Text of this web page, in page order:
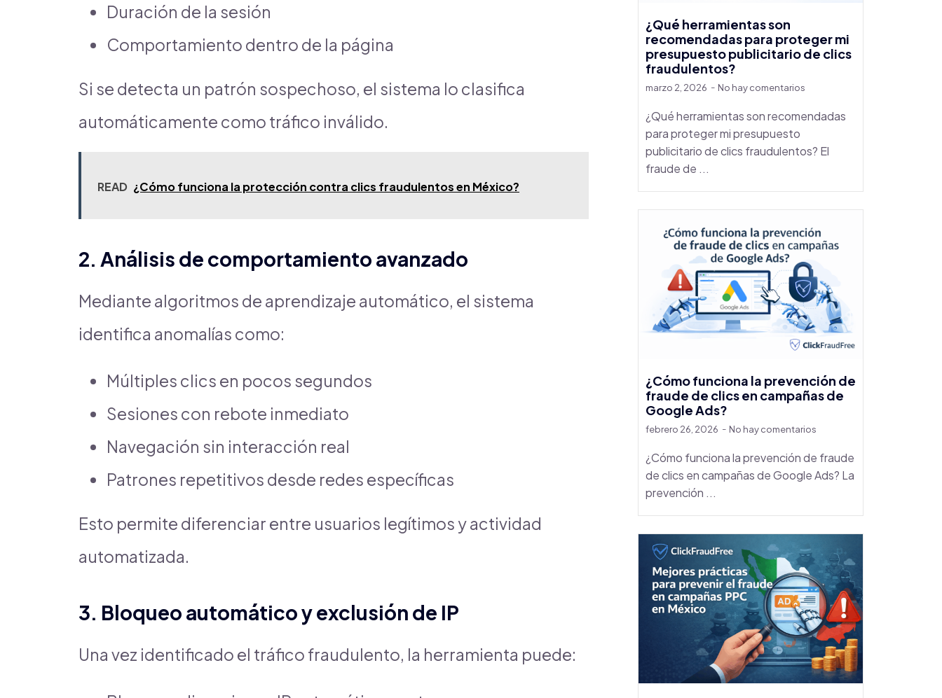
Duración de la sesión
Comportamiento dentro de la página
Si se detecta un patrón sospechoso, el sistema lo clasifica
automáticamente como tráfico inválido.
READ ¿Cómo funciona la protección contra clics fraudulentos en México?
2. Análisis de comportamiento avanzado
Mediante algoritmos de aprendizaje automático, el sistema
identifica anomalías como:
Múltiples clics en pocos segundos
Sesiones con rebote inmediato
Navegación sin interacción real
Patrones repetitivos desde redes específicas
Esto permite diferenciar entre usuarios legítimos y actividad
automatizada.
3. Bloqueo automático y exclusión de IP
Una vez identificado el tráfico fraudulento, la herramienta puede:
¿Qué herramientas son
recomendadas para proteger mi
presupuesto publicitario de clics
fraudulentos?
marzo 2, 2026 No hay comentarios
¿Qué herramientas son recomendadas
para proteger mi presupuesto
publicitario de clics fraudulentos? El
fraude de ...
¿Cómo funciona la prevención de
fraude de clics en campañas de
Google Ads?
febrero 26, 2026 No hay comentarios
¿Cómo funciona la prevención de fraude
de clics en campañas de Google Ads? La
prevención ...